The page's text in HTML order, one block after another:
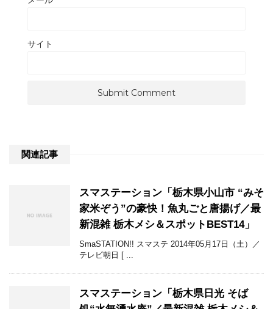
サイト
関連記事
スマステーション「栃木県小山市 “みそ
家米ぞう”の豪快！魚丸ごと唐揚げ／最
新混雑 栃木メシ＆スポットBEST14」
SmaSTATION!! スマステ 2014年05月17日（土）／
テレビ朝日 [ ...
スマステーション「栃木県日光 そば